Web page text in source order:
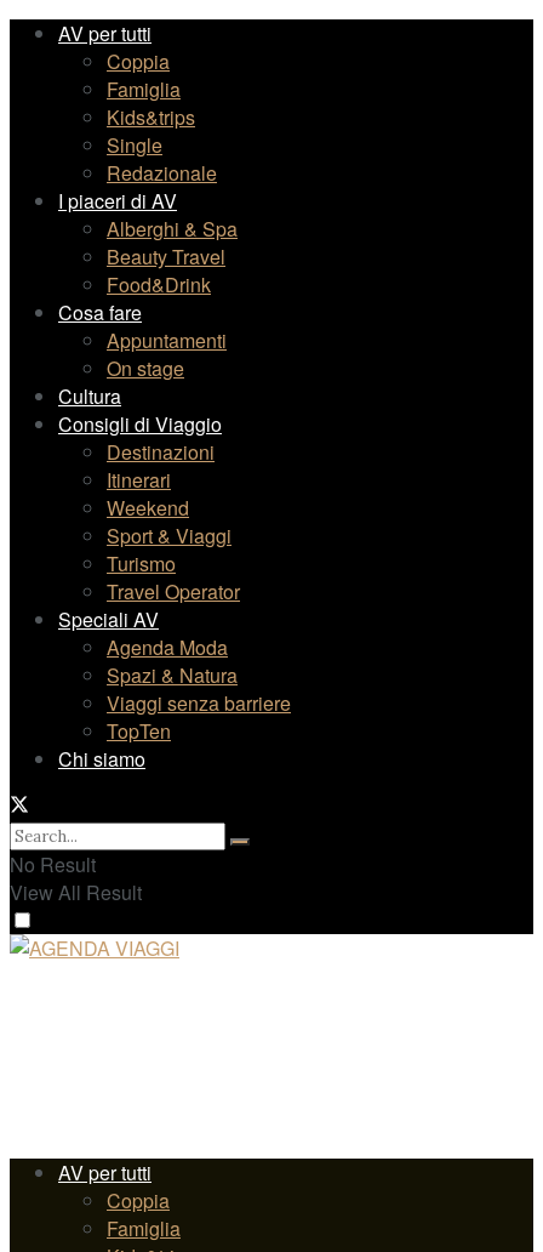
AV per tutti
Coppia
Famiglia
Kids&trips
Single
Redazionale
I piaceri di AV
Alberghi & Spa
Beauty Travel
Food&Drink
Cosa fare
Appuntamenti
On stage
Cultura
Consigli di Viaggio
Destinazioni
Itinerari
Weekend
Sport & Viaggi
Turismo
Travel Operator
Speciali AV
Agenda Moda
Spazi & Natura
Viaggi senza barriere
TopTen
Chi siamo
No Result
View All Result
AV per tutti
Coppia
Famiglia